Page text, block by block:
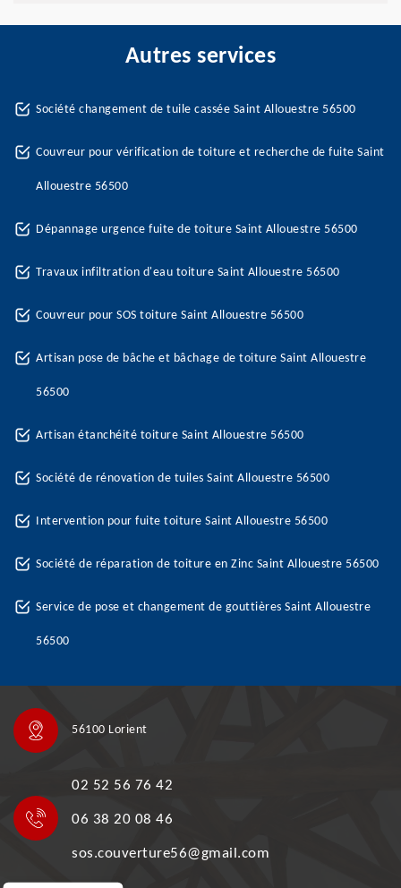
Autres services
Société changement de tuile cassée Saint Allouestre 56500
Couvreur pour vérification de toiture et recherche de fuite Saint
Allouestre 56500
Dépannage urgence fuite de toiture Saint Allouestre 56500
Travaux infiltration d'eau toiture Saint Allouestre 56500
Couvreur pour SOS toiture Saint Allouestre 56500
Artisan pose de bâche et bâchage de toiture Saint Allouestre
56500
Artisan étanchéité toiture Saint Allouestre 56500
Société de rénovation de tuiles Saint Allouestre 56500
Intervention pour fuite toiture Saint Allouestre 56500
Société de réparation de toiture en Zinc Saint Allouestre 56500
Service de pose et changement de gouttières Saint Allouestre
56500
56100 Lorient
02 52 56 76 42
06 38 20 08 46
sos.couverture56@gmail.com